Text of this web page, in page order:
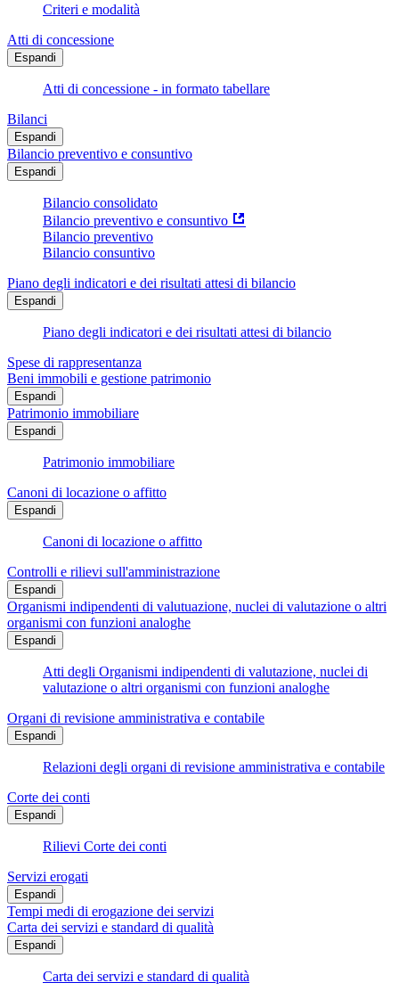
Criteri e modalità
Atti di concessione
Espandi
Atti di concessione - in formato tabellare
Bilanci
Espandi
Bilancio preventivo e consuntivo
Espandi
Bilancio consolidato
Bilancio preventivo e consuntivo
Bilancio preventivo
Bilancio consuntivo
Piano degli indicatori e dei risultati attesi di bilancio
Espandi
Piano degli indicatori e dei risultati attesi di bilancio
Spese di rappresentanza
Beni immobili e gestione patrimonio
Espandi
Patrimonio immobiliare
Espandi
Patrimonio immobiliare
Canoni di locazione o affitto
Espandi
Canoni di locazione o affitto
Controlli e rilievi sull'amministrazione
Espandi
Organismi indipendenti di valutuazione, nuclei di valutazione o altri
organismi con funzioni analoghe
Espandi
Atti degli Organismi indipendenti di valutazione, nuclei di
valutazione o altri organismi con funzioni analoghe
Organi di revisione amministrativa e contabile
Espandi
Relazioni degli organi di revisione amministrativa e contabile
Corte dei conti
Espandi
Rilievi Corte dei conti
Servizi erogati
Espandi
Tempi medi di erogazione dei servizi
Carta dei servizi e standard di qualità
Espandi
Carta dei servizi e standard di qualità